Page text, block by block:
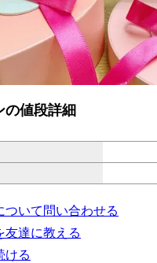
の値段詳細
ついて問い合わせる
友達に教える
ける